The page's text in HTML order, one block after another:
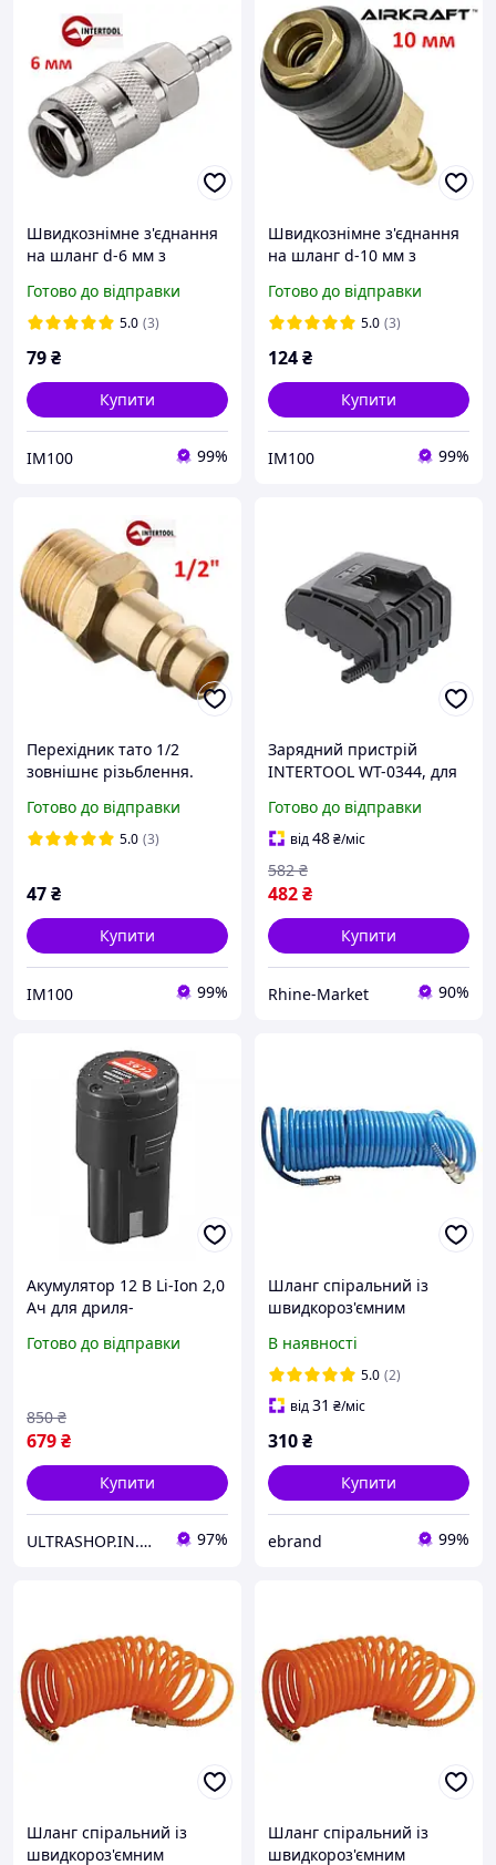
Швидкознімне з'єднання
на шланг d-6 мм з
1801 (Код3968)
Готово до відправки
5.0 (3)
79₴
Купити
IM100 99%
Швидкознімне з'єднання
на шланг d-10 мм з
PT-1813 (Код3980)
Готово до відправки
5.0 (3)
124₴
Купити
IM100 99%
Перехідник тато 1/2
зовнішнє різьблення.
(Код4147)
Готово до відправки
5.0 (3)
47₴
Купити
IM100 99%
Зарядний пристрій
INTERTOOL WT-0344, для
2,0 А - для інструментів
STORM
Готово до відправки
від48₴/міс
482₴
582 ₴
Купити
Rhine-Market 90%
Акумулятор 12 В Li-Ion 2,0
Ач для дриля-
0310/WT-0318/WT-0322
Готово до відправки
679₴
850 ₴
Купити
ULTRASHOP.IN.UA 🛒 Інтернет-магазин трендових гаджетів 97%
Шланг спіральний із
швидкороз'ємним
INTERTOOL PT-1707
152990
В наявності
5.0 (2)
від31 ₴/міс
310₴
Купити
ebrand 99%
Шланг спіральний із
швидкороз'ємним
Шланг спіральний із
швидкороз'ємним